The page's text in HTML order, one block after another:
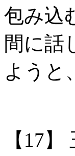
包み込
間に話
ようと
【17】